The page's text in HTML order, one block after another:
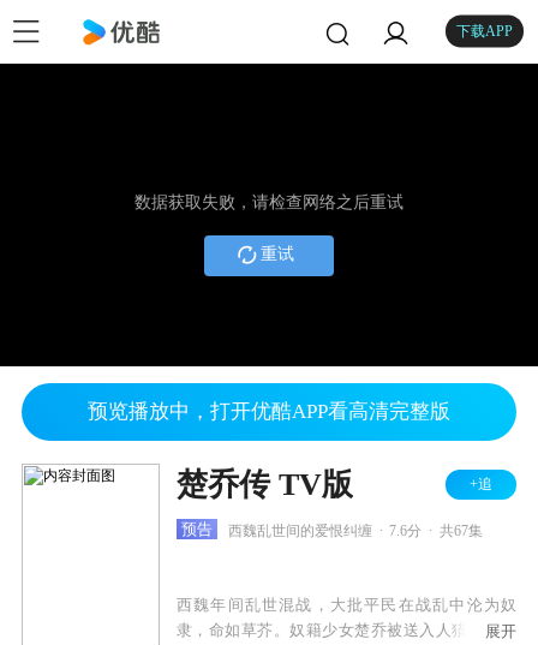
下载APP
数据获取失败，请检查网络之后重试
重试
预览播放中，打开优酷APP看高清完整版
楚乔传 TV版 +追
预告 西魏乱世间的爱恨纠缠 7.6分 共67集
西魏年间乱世混战，大批平民在战乱中沦为奴
隶，命如草芥。奴籍少女楚乔被送入人猎场供贵
展开